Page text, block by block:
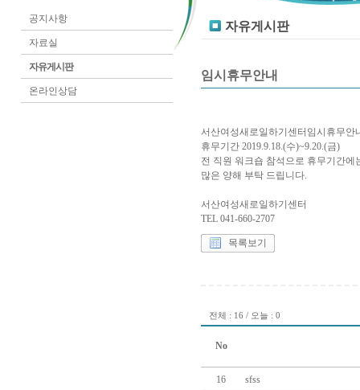
공지사항
자료실
자유게시판
온라인상담
자유게시판
임시휴무안내
서산여성새로일하기센터임시휴무안
휴무기간 2019.9.18.(수)~9.20.(금)
전 직원 워크숍 참석으로 휴무기간
많은 양해 부탁 드립니다.
서산여성새로일하기센터
TEL 041-660-2707
목록보기
전체 : 16 / 오늘 : 0
No
16 sfss